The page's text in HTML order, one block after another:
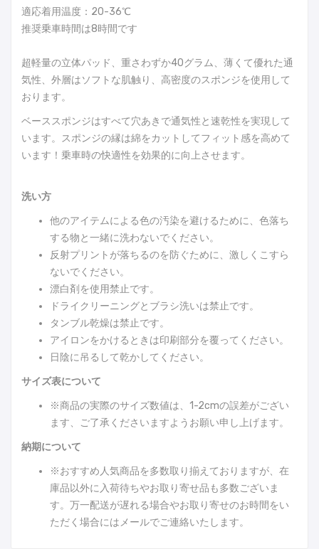
適応着用温度：20-36℃
推奨乗車時間は8時間です
超軽量の立体パッド、重さわずか40グラム、薄くて優れた通
気性、外層はソフトな肌触り、高密度のスポンジを使用して
おります。
ベーススポンジはすべて穴あきで通気性と速乾性を実現して
います。スポンジの縁は綿をカットしてフィット感を高めて
います！乗車時の快適性を効果的に向上させます。
洗い方
他のアイテムによる色の汚染を避けるために、色落ち
する物と一緒に洗わないでください。
反射プリントが落ちるのを防ぐために、激しくこすら
ないでください。
漂白剤を使用禁止です。
ドライクリーニングとブラシ洗いは禁止です。
タンブル乾燥は禁止です。
アイロンをかけるときは印刷部分を覆ってください。
日陰に吊るして乾かしてください。
サイズ表について
※商品の実際のサイズ数値は、1-2cmの誤差がござい
ます、ご了承くださいますようお願い申し上げます。
納期について
※おすすめ人気商品を多数取り揃えておりますが、在
庫品以外に入荷待ちやお取り寄せ品も多数ございま
す。万一配送が遅れる場合やお取り寄せのお時間をい
ただく場合にはメールでご連絡いたします。